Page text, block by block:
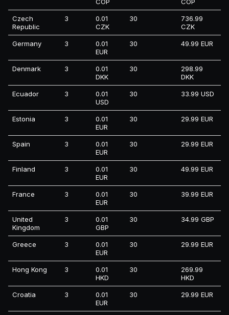
Czech
Republic
3
0.01
CZK
30
736.99
CZK
Germany 3
0.01
EUR
30 49.99 EUR
Denmark 3
0.01
DKK
30
298.99
DKK
Ecuador 3
0.01
USD
30 33.99 USD
Estonia 3
0.01
EUR
30 29.99 EUR
Spain 3
0.01
EUR
30 29.99 EUR
Finland 3
0.01
EUR
30 49.99 EUR
France 3
0.01
EUR
30 39.99 EUR
United
Kingdom
3
0.01
GBP
30 34.99 GBP
Greece 3
0.01
EUR
30 29.99 EUR
Hong Kong 3
0.01
HKD
30
269.99
HKD
Croatia 3
0.01
EUR
30 29.99 EUR